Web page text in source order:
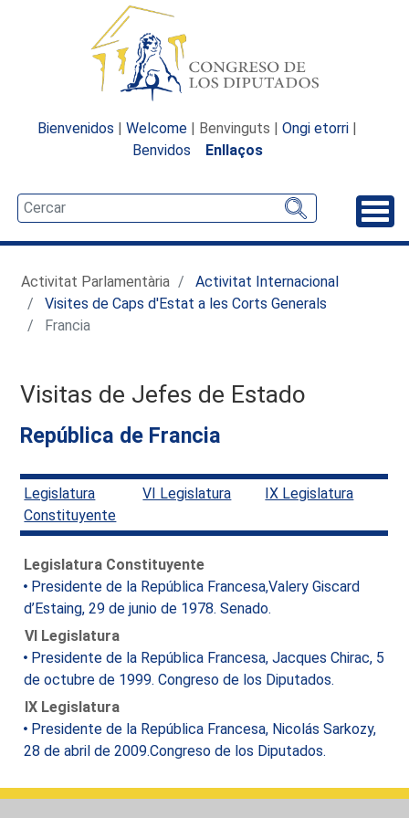
Bienvenidos | Welcome | Benvinguts | Ongi etorri |
Benvidos
Enllaços
Activitat Parlamentària
Activitat Internacional
Visites de Caps d'Estat a les Corts Generals
Francia
Visitas de Jefes de Estado
República de Francia
Legislatura
Constituyente
VI Legislatura IX Legislatura
Legislatura Constituyente
Presidente de la República Francesa,Valery Giscard
d’Estaing, 29 de junio de 1978. Senado.
VI Legislatura
Presidente de la República Francesa, Jacques Chirac, 5
de octubre de 1999. Congreso de los Diputados.
IX Legislatura
Presidente de la República Francesa, Nicolás Sarkozy,
28 de abril de 2009.Congreso de los Diputados.